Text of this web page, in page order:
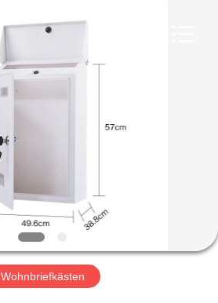
Wohnbriefkästen